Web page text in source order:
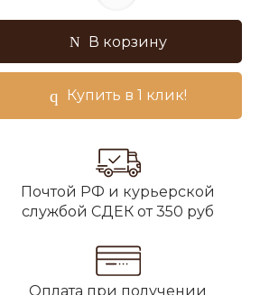
В корзину
Купить в 1 клик!
Почтой РФ и курьерской
службой СДЕК от 350 руб
Оплата при получении